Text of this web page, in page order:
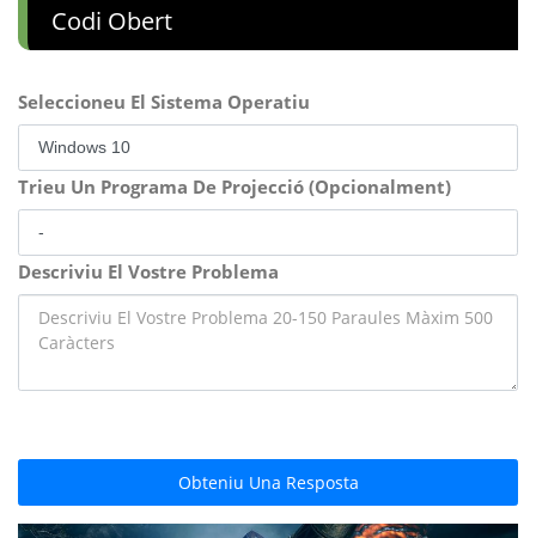
Codi Obert
Seleccioneu El Sistema Operatiu
Trieu Un Programa De Projecció (Opcionalment)
Descriviu El Vostre Problema
Obteniu Una Resposta